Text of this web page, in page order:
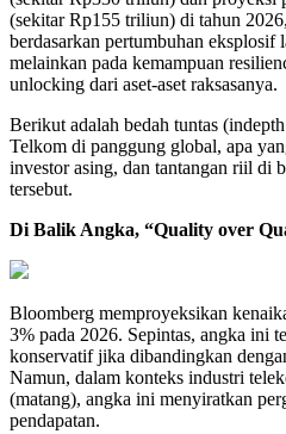
(sekitar Rp155 triliun) di tahun
berdasarkan pertumbuhan eksplosif
melainkan pada kemampuan
unlocking dari aset-aset raksasanya.
Berikut adalah bedah tuntas
Telkom di panggung global, apa
investor asing, dan tantangan riil di
tersebut.
Di Balik Angka, “Quality over
Bloomberg memproyeksikan
3% pada 2026. Sepintas, angka ini
konservatif jika dibandingkan
Namun, dalam konteks industri
(matang), angka ini menyiratkan
pendapatan.